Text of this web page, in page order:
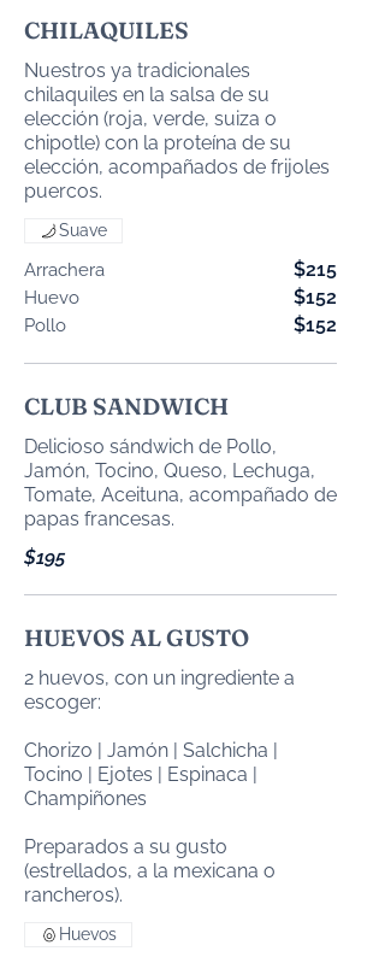
CHILAQUILES
Nuestros ya tradicionales
chilaquiles en la salsa de su
elección (roja, verde, suiza o
chipotle) con la proteína de su
elección, acompañados de frijoles
puercos.
Arrachera $215
Huevo $152
Pollo $152
Suave
CLUB SANDWICH
Delicioso sándwich de Pollo,
Jamón, Tocino, Queso, Lechuga,
Tomate, Aceituna, acompañado de
papas francesas.
$195
HUEVOS AL GUSTO
2 huevos, con un ingrediente a
escoger:
Chorizo | Jamón | Salchicha |
Tocino | Ejotes | Espinaca |
Champiñones
Preparados a su gusto
(estrellados, a la mexicana o
Huevos